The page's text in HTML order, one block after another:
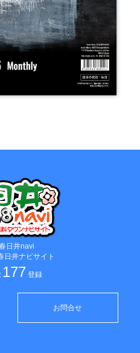
日井navi
日井ナビサイト
177 登録
お問合せ